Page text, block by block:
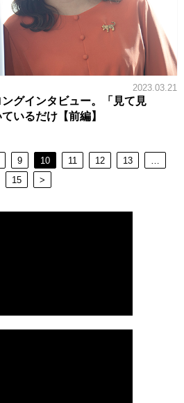
2023.03.21
グインタビュー。「見て見
いるだけ【前編】
9 10 11 12 13
15
>